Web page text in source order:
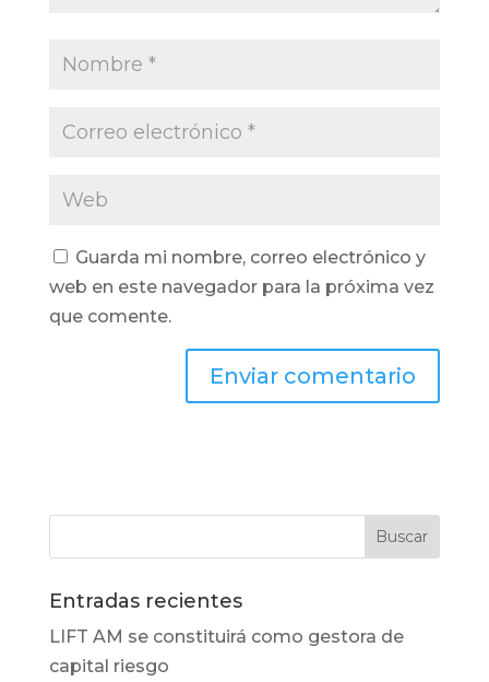
Guarda mi nombre, correo electrónico y
web en este navegador para la próxima vez
que comente.
Entradas recientes
LIFT AM se constituirá como gestora de
capital riesgo